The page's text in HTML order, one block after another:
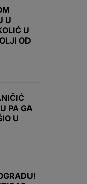
U
U
OD
PA GA
U